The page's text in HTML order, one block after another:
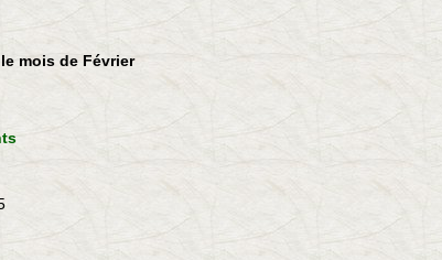
mois de Février